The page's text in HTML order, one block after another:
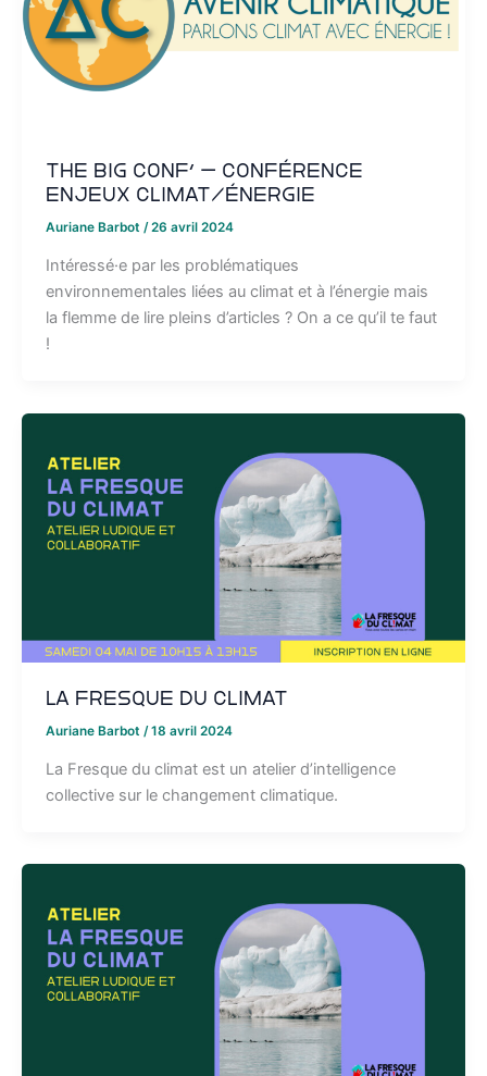
The Big Conf’ – Conférence
enjeux climat/énergie
Auriane Barbot /26 avril 2024
Intéressé·e par les problématiques
environnementales liées au climat et à l’énergie mais
la flemme de lire pleins d’articles ? On a ce qu’il te faut
!
La Fresque du Climat
Auriane Barbot /18 avril 2024
La Fresque du climat est un atelier d’intelligence
collective sur le changement climatique.